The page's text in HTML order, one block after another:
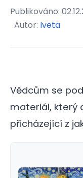
Publikováno:
Autor: Iveta
Vědcům se
materiál, který
přicházející z